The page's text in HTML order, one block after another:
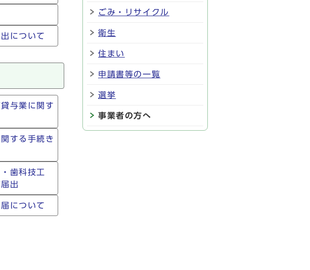
について
与業に関す
する手続き
歯科技工
出
について
ごみ・リサイクル
衛生
住まい
申請書等の一覧
選挙
事業者の方へ